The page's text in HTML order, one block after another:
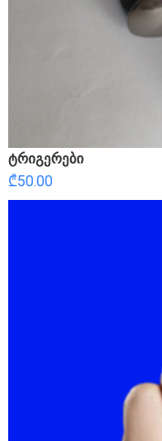
ტრიგერები
₾50.00